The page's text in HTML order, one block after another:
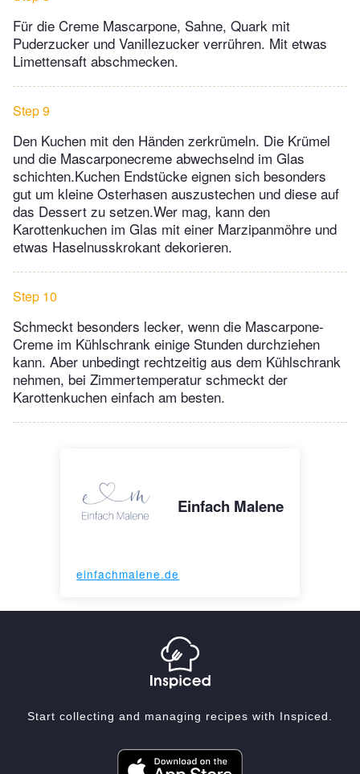
Für die Creme Mascarpone, Sahne, Quark mit
Puderzucker und Vanillezucker verrühren. Mit etwas
Limettensaft abschmecken.
Step 9
Den Kuchen mit den Händen zerkrümeln. Die Krümel
und die Mascarponecreme abwechselnd im Glas
schichten.Kuchen Endstücke eignen sich besonders
gut um kleine Osterhasen auszustechen und diese auf
das Dessert zu setzen.Wer mag, kann den
Karottenkuchen im Glas mit einer Marzipanmöhre und
etwas Haselnusskrokant dekorieren.
Step 10
Schmeckt besonders lecker, wenn die Mascarpone-
Creme im Kühlschrank einige Stunden durchziehen
kann. Aber unbedingt rechtzeitig aus dem Kühlschrank
nehmen, bei Zimmertemperatur schmeckt der
Karottenkuchen einfach am besten.
Einfach Malene
einfachmalene.de
Start collecting and managing recipes with Inspiced.